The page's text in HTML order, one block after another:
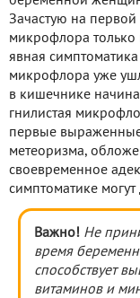
Зачастую на первой
микрофлора только
явная симптоматика
микрофлора уже
в кишечнике
гнилистая
первые
метеоризма,
своевременное
симптоматике могут
Важно! Не
время
способствует
витаминов и